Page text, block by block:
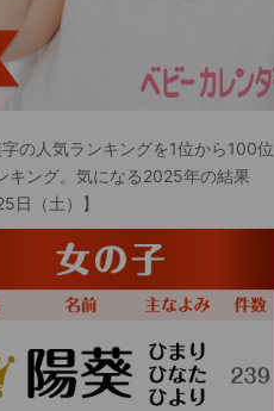
の人気ランキングを1位から100位
キング。気になる2025年の結果
日（土）】